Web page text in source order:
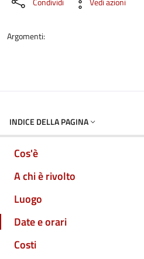
Argomenti:
INDICE DELLA PAGINA
Cos'è
A chi è rivolto
Luogo
Date e orari
Costi